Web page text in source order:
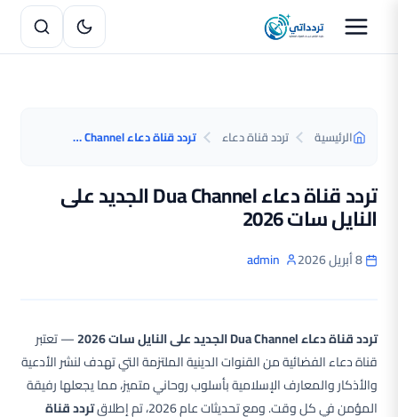
الرئيسية تردد قناة دعاء تردد قناة دعاء Dua Channel الجديد على النايل سات 2026
تردد قناة دعاء Dua Channel الجديد على
النايل سات 2026
8 أبريل 2026 admin
تردد قناة دعاء Dua Channel الجديد على النايل سات 2026
— تعتبر
قناة دعاء الفضائية من القنوات الدينية الملتزمة التي تهدف لنشر الأدعية
والأذكار والمعارف الإسلامية بأسلوب روحاني متميز، مما يجعلها رفيقة
المؤمن في كل وقت. ومع تحديثات عام 2026، تم إطلاق
تردد قناة